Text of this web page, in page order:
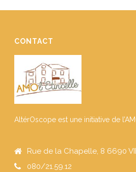
CONTACT
AltérOscope est une initiative de
Rue de la Chapelle, 8 6690
080/21.59.12